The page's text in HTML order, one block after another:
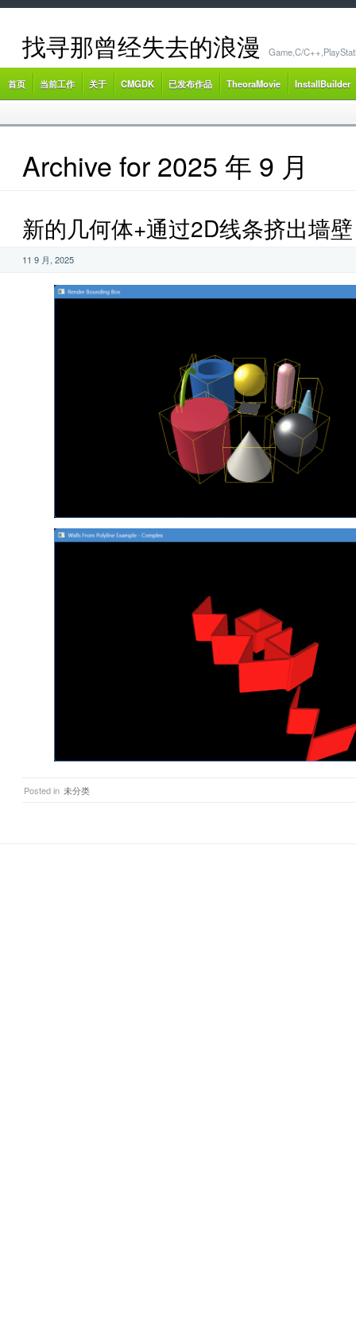
找寻那曾经失去的浪漫 Game,C/
首页 当前工作 关于 CMGDK 已发布作品 TheoraMovie InstallBuilder
Archive for 2025 年 9 月
新的几何体+通过2D线条挤出墙壁
11 9 月, 2025
Posted in 未分类